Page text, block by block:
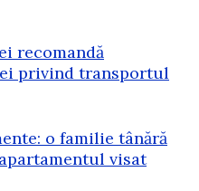
recomandă
privind transportul
o familie tânără
visat